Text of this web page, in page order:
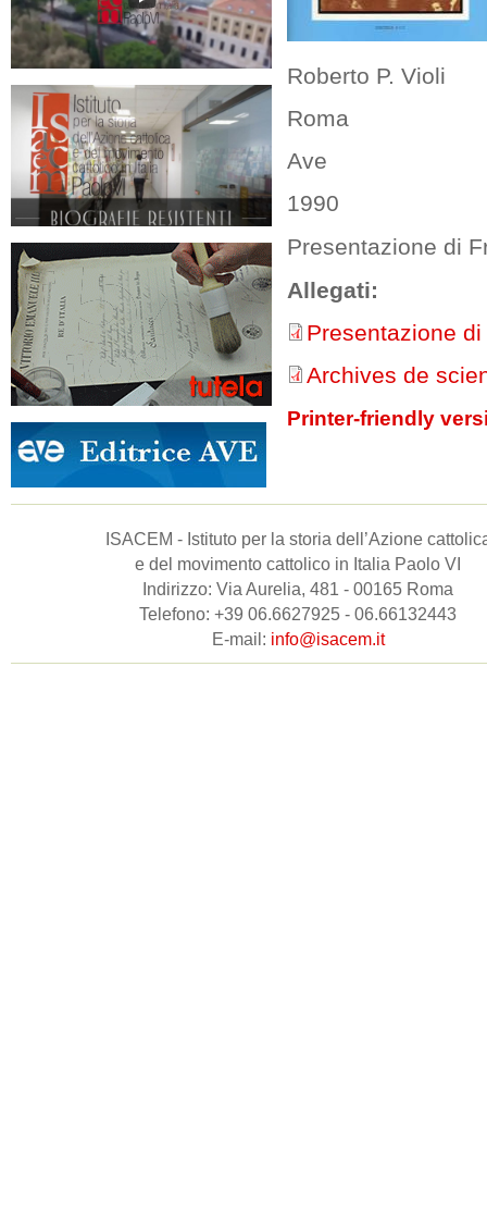
Roberto P. Violi
Roma
Ave
1990
Presentazione di
Allegati:
Presentazione
Archives de
Printer-friendly
ISACEM - Istituto per la storia dell’Azione
e del movimento cattolico in Italia Paolo VI
Indirizzo: Via Aurelia, 481 - 00165 Roma
Telefono: +39 06.6627925 - 06.66132443
E-mail: info@isacem.it